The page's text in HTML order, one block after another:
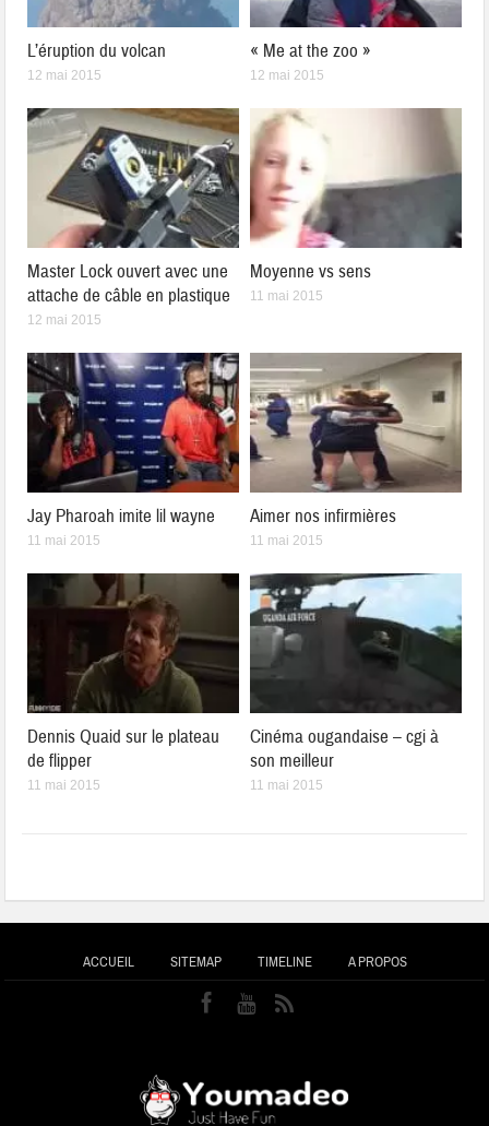
L’éruption du volcan
12 mai 2015
« Me at the zoo »
12 mai 2015
Master Lock ouvert avec une
attache de câble en plastique
12 mai 2015
Moyenne vs sens
11 mai 2015
Jay Pharoah imite lil wayne
11 mai 2015
Aimer nos infirmières
11 mai 2015
Dennis Quaid sur le plateau
de flipper
11 mai 2015
Cinéma ougandaise – cgi à
son meilleur
11 mai 2015
ACCUEIL SITEMAP TIMELINE A PROPOS